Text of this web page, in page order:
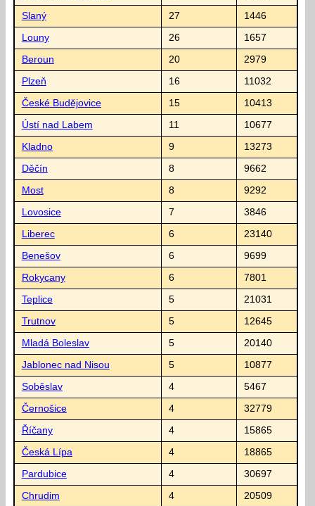
Slaný 27 1446
Louny 26 1657
Beroun 20 2979
Plzeň 16 11032
České Budějovice 15 10413
Ústí nad Labem 11 10677
Kladno 9 13273
Děčín 8 9662
Most 8 9292
Lovosice 7 3846
Liberec 6 23140
Benešov 6 9699
Rokycany 6 7801
Teplice 5 21031
Trutnov 5 12645
Mladá Boleslav 5 20140
Jablonec nad Nisou 5 10877
Soběslav 4 5467
Černošice 4 32779
Říčany 4 15865
Česká Lípa 4 18865
Pardubice 4 30697
Chrudim 4 20509